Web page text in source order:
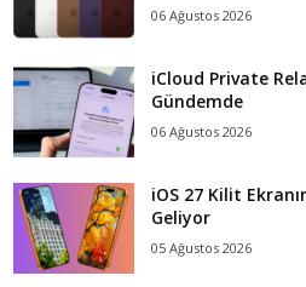
06 Ağustos 2026
iCloud Private
Gündemde
06 Ağustos 2026
iOS 27 Kilit
Geliyor
05 Ağustos 2026